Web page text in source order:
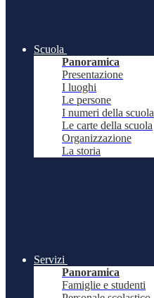
Scuola
Panoramica
Presentazione
I luoghi
Le persone
I numeri della scuola
Le carte della scuola
Organizzazione
La storia
Servizi
Panoramica
Famiglie e studenti